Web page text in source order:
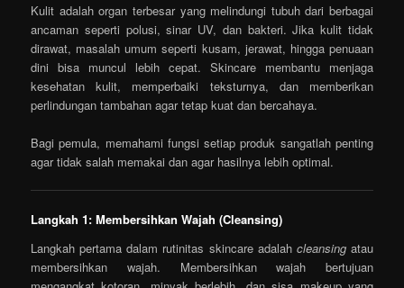
Kulit adalah organ terbesar yang melindungi tubuh dari berbagai
ancaman seperti polusi, sinar UV, dan bakteri. Jika kulit tidak
dirawat, masalah umum seperti kusam, jerawat, hingga penuaan
dini bisa muncul lebih cepat. Skincare membantu menjaga
kesehatan kulit, memperbaiki teksturnya, dan memberikan
perlindungan tambahan agar tetap kuat dan bercahaya.
Bagi pemula, memahami fungsi setiap produk sangatlah penting
agar tidak salah memakai dan agar hasilnya lebih optimal.
Langkah 1: Membersihkan Wajah (Cleansing)
Langkah pertama dalam rutinitas skincare adalah cleansingatau
membersihkan wajah. Membersihkan wajah bertujuan